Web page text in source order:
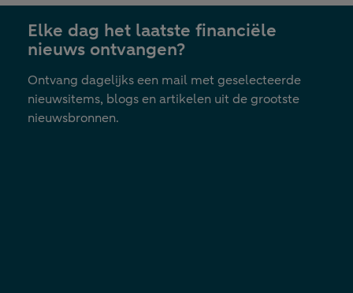
nieuwe
tab
Elke dag het laatste financiële
nieuws ontvangen?
Ontvang dagelijks een mail met geselecteerde
nieuwsitems, blogs en artikelen uit de grootste
nieuwsbronnen.